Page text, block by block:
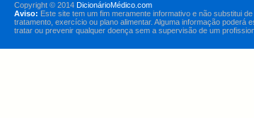
Copyright © 2014 DicionárioMédico.com
Aviso: Este site tem um fim meramente informativo e não substitui
tratamento, exercício ou plano alimentar. Alguma informação poderá
tratar ou prevenir qualquer doença sem a supervisão de um